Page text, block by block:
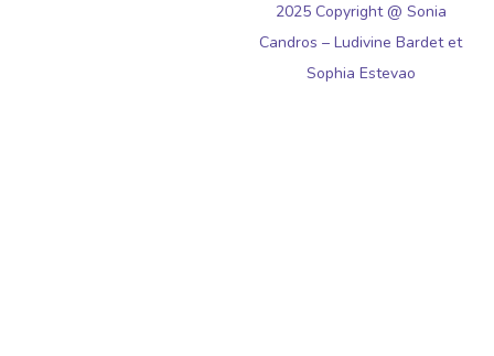
2025 Copyright @ Sonia
Candros – Ludivine Bardet et
Sophia Estevao